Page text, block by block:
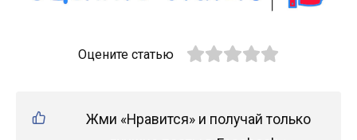
Оцените статью
Жми «Нравится» и получай только